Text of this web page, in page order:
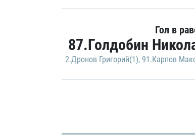
Гол в
87.Голдобин
2.Дронов Григорий(1), 91.Карпов